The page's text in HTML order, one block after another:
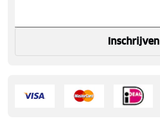
Inschrijven